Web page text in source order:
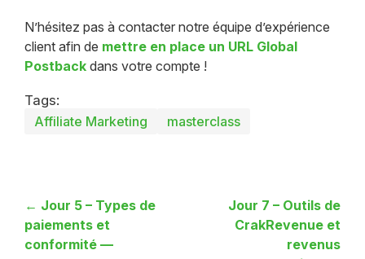
N’hésitez pas à contacter notre équipe d’expérience
client afin de mettre en place un URL Global
Postback dans votre compte !
Tags:
Affiliate Marketing
masterclass
← Jour 5 – Types de
paiements et
conformité —
Jour 7 – Outils de
CrakRevenue et
revenus